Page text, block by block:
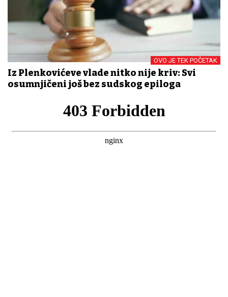
OVO JE TEK POČETAK
Iz Plenkovićeve vlade nitko nije kriv: Svi
osumnjičeni još bez sudskog epiloga